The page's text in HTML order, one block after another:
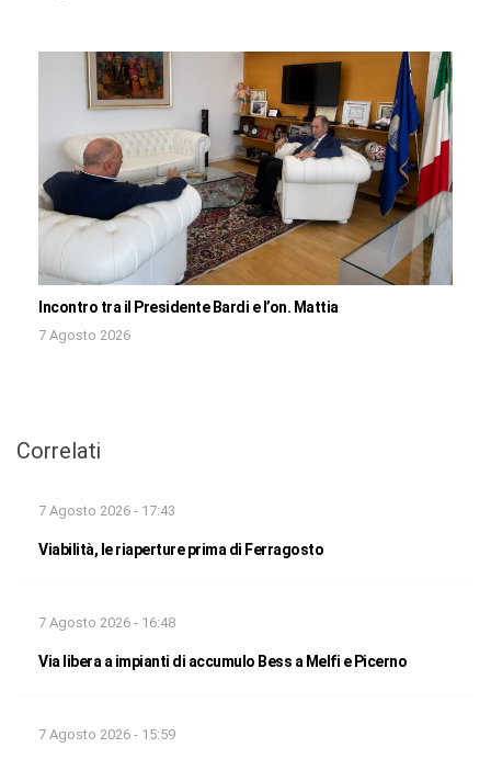
Incontro tra il Presidente Bardi e l’on. Mattia
7 Agosto 2026
Correlati
7 Agosto 2026 - 17:43
Viabilità, le riaperture prima di Ferragosto
7 Agosto 2026 - 16:48
Via libera a impianti di accumulo Bess a Melfi e Picerno
7 Agosto 2026 - 15:59